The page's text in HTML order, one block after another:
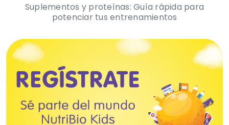
Suplementos y proteínas: Guía rápida para
potenciar tus entrenamientos